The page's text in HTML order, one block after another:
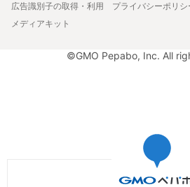
広告識別子の取得・利用
プライバシーポリシ
メディアキット
©GMO Pepabo, Inc. All